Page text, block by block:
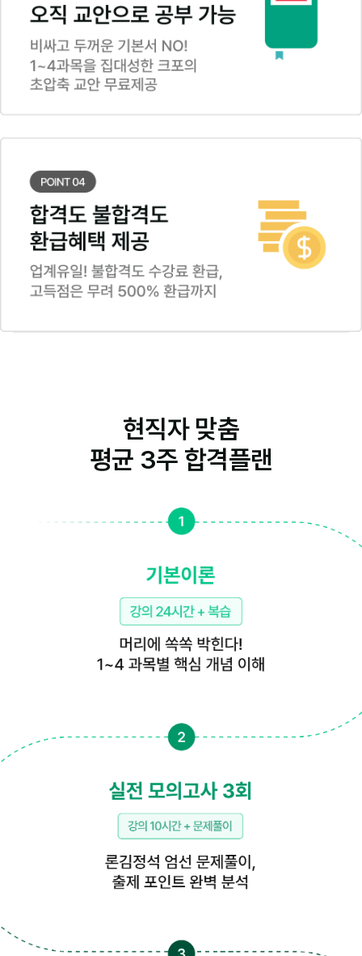
현직자 맞춤
평균 3주 합격플랜